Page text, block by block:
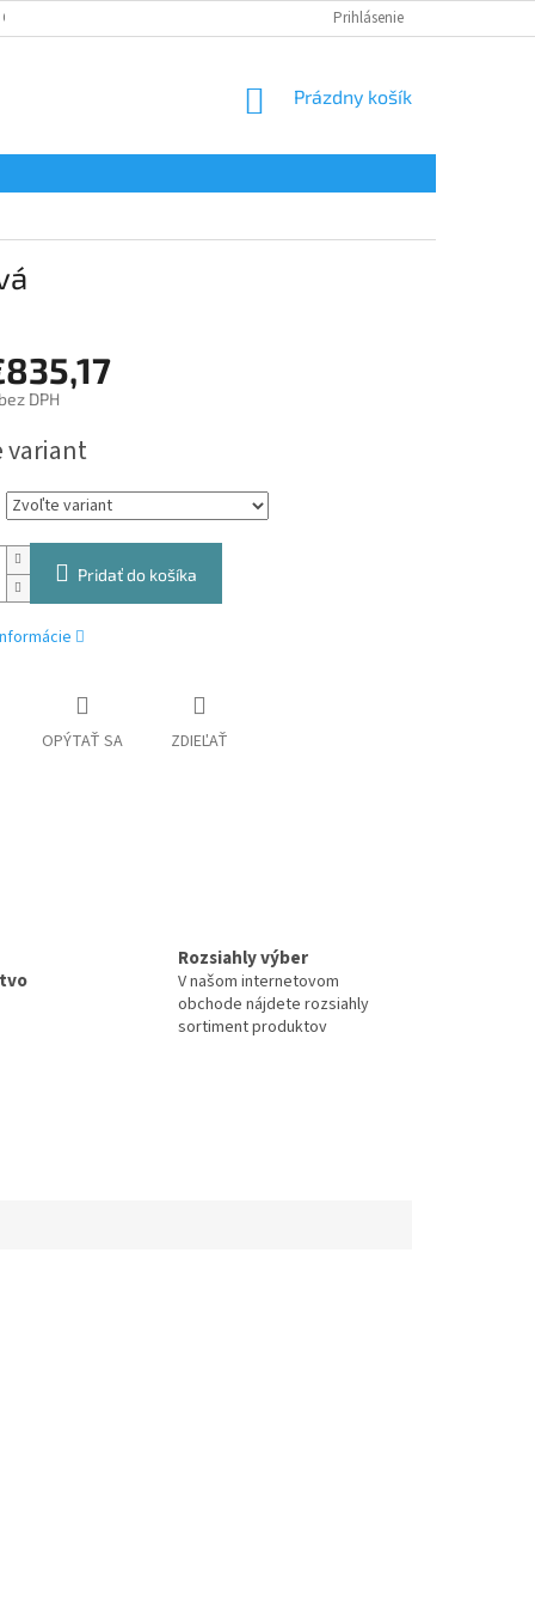
ÚDAJOV Prihlásenie
NÁKUPNÝ
Prázdny košík
bez DPH
variant
Pridať do košíka
OPÝTAŤ SA ZDIEĽAŤ
Rozsiahly výber
V našom internetovom
obchode nájdete rozsiahly
sortiment produktov